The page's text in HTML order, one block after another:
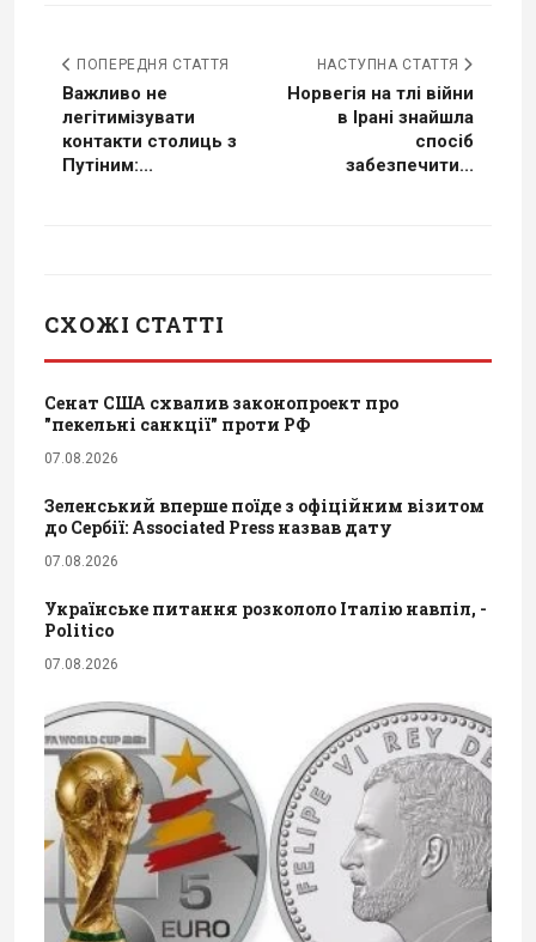
ПОПЕРЕДНЯ СТАТТЯ
Важливо не
легітимізувати
контакти столиць з
Путіним:...
НАСТУПНА СТАТТЯ
Норвегія на тлі війни
в Ірані знайшла
спосіб
забезпечити...
СХОЖІ СТАТТІ
Сенат США схвалив законопроект про
"пекельні санкції" проти РФ
07.08.2026
Зеленський вперше поїде з офіційним візитом
до Сербії: Associated Press назвав дату
07.08.2026
Українське питання розкололо Італію навпіл, -
Politico
07.08.2026